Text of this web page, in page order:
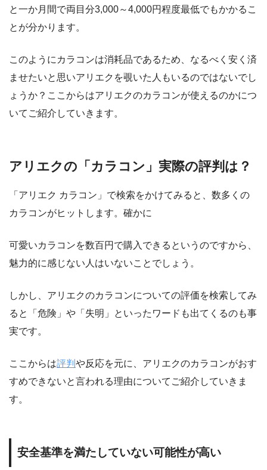
と一か月間で両目分3,000～4,000円程度最低でもかかるこ
とが分かります。
このようにカラコンは消耗品であるため、なるべく安く済
ませたいと思いアリエクを覗いた人もいるのではないでし
ょうか？ここからはアリエクのカラコンが使えるのかにつ
いてご紹介していきます。
アリエクの「カラコン」実際の評判は？
「アリエク カラコン」で検索をかけてみると、数多くの
カラコンがヒットします。確かに
可愛いカラコンを数百円で購入できるというのですから、
魅力的に感じない人はいないことでしょう。
しかし、アリエクのカラコンについての評価を検索してみ
ると「危険」や「失明」といったワードも出てくるのも事
実です。
ここからは評判 や反応を元に、アリエクのカラコンがおす
すめできないと言われる理由についてご紹介していきま
す。
安全基準を満たしていない可能性が高い